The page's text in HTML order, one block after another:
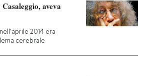
aveva
2014 era
cerebrale